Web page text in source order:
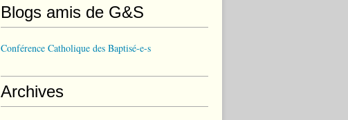
Blogs amis de G&S
Conférence Catholique des Baptisé-e-s
Archives